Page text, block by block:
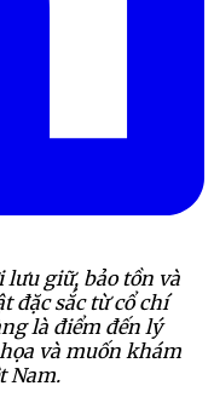
lưu giữ, bảo tồn và
đặc sắc từ cổ chí
là điểm đến lý
và muốn khám
Nam.